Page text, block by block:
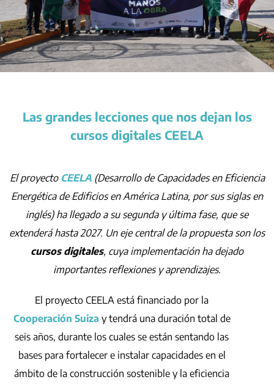
Las grandes lecciones que nos dejan los
cursos digitales CEELA
El proyecto CEELA(Desarrollo de Capacidades en Eficiencia
Energética de Edificios en América Latina, por sus siglas en
inglés) ha llegado a su segunda y última fase, que se
extenderá hasta 2027. Un eje central de la propuesta son los
cursos digitales, cuya implementación ha dejado
importantes reflexiones y aprendizajes.
El proyecto CEELA está financiado por la
Cooperación Suiza y tendrá una duración total de
seis años, durante los cuales se están sentando las
bases para fortalecer e instalar capacidades en el
ámbito de la construcción sostenible y la eficiencia